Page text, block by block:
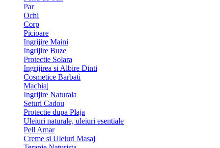
Par
Ochi
Corp
Picioare
Ingrijire Maini
Ingrijire Buze
Protectie Solara
Ingrijirea si Albire Dinti
Cosmetice Barbati
Machiaj
Ingrijire Naturala
Seturi Cadou
Protectie dupa Plaja
Uleiuri naturale, uleiuri esentiale
Pell Amar
Creme si Uleiuri Masaj